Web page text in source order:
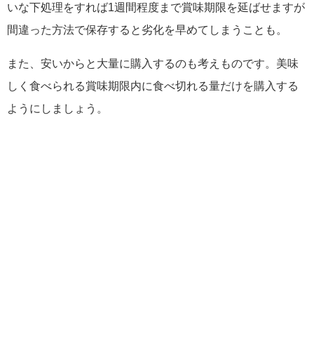
いな下処理をすれば1週間程度まで賞味期限を延ばせますが
間違った方法で保存すると劣化を早めてしまうことも。
また、安いからと大量に購入するのも考えものです。美味
しく食べられる賞味期限内に食べ切れる量だけを購入する
ようにしましょう。